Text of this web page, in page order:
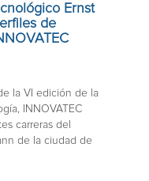
Ernst
de
la VI edición de la
INNOVATEC
carreras del
de la ciudad de